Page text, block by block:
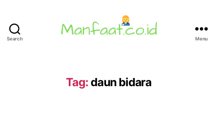
Search Menu
Tag: daun bidara